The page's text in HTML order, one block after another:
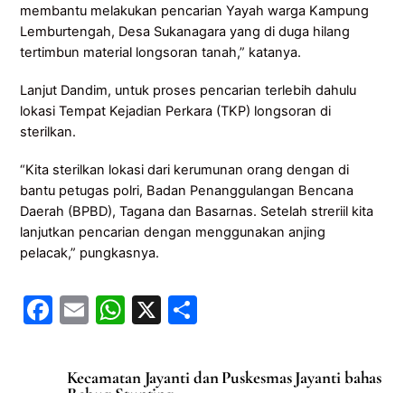
membantu melakukan pencarian Yayah warga Kampung
Lemburtengah, Desa Sukanagara yang di duga hilang
tertimbun material longsoran tanah,” katanya.
Lanjut Dandim, untuk proses pencarian terlebih dahulu
lokasi Tempat Kejadian Perkara (TKP) longsoran di
sterilkan.
“Kita sterilkan lokasi dari kerumunan orang dengan di
bantu petugas polri, Badan Penanggulangan Bencana
Daerah (BPBD), Tagana dan Basarnas. Setelah streriil kita
lanjutkan pencarian dengan menggunakan anjing
pelacak,” pungkasnya.
F
c
E
ai
W
at
X
ar
Kecamatan Jayanti dan Puskesmas Jayanti bahas